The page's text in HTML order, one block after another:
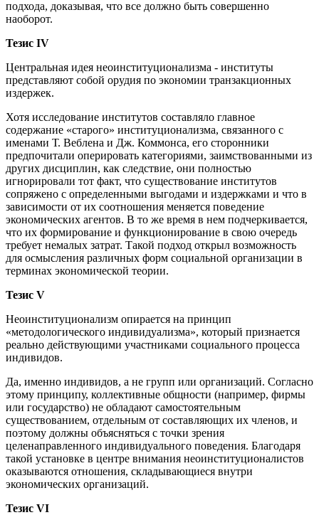
подхода, доказывая, что все должно быть совершенно
наоборот.
Тезис IV
Центральная идея неоинституционализма - институты
представляют собой орудия по экономии транзакционных
издержек.
Хотя исследование институтов составляло главное
содержание «старого» институционализма, связанного с
именами Т. Веблена и Дж. Коммонса, его сторонники
предпочитали оперировать категориями, заимствованными из
других дисциплин, как следствие, они полностью
игнорировали тот факт, что существование институтов
сопряжено с определенными выгодами и издержками и что в
зависимости от их соотношения меняется поведение
экономических агентов. В то же время в нем подчеркивается,
что их формирование и функционирование в свою очередь
требует немалых затрат. Такой подход открыл возможность
для осмысления различных форм социальной организации в
терминах экономической теории.
Тезис V
Неоинституционализм опирается на принцип
«методологического индивидуализма», который признается
реально действующими участниками социального процесса
индивидов.
Да, именно индивидов, а не групп или организаций. Согласно
этому принципу, коллективные общности (например, фирмы
или государство) не обладают самостоятельным
существованием, отдельным от составляющих их членов, и
поэтому должны объясняться с точки зрения
целенаправленного индивидуального поведения. Благодаря
такой установке в центре внимания неоинституционалистов
оказываются отношения, складывающиеся внутри
экономических организаций.
Тезис VI